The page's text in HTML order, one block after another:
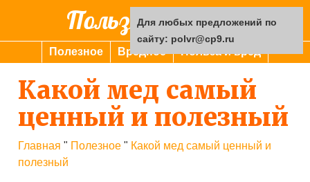
Польза или вред
Полезное Вредное Польза и вред
Какой мед самый
ценный и полезный
Главная " Полезное " Какой мед самый ценный и
полезный
Для любых предложений по
сайту: polvr@cp9.ru